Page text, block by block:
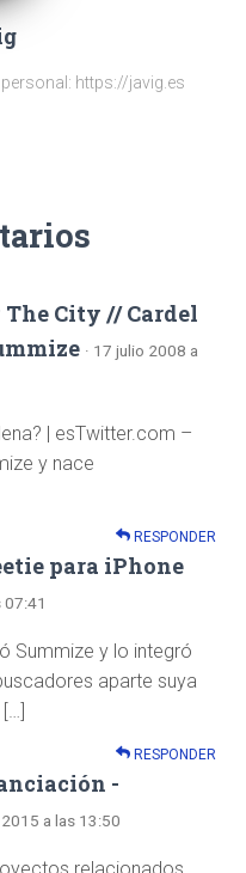
https://javig.es
City // Cardel
· 17 julio 2008 a
| esTwitter.com –
y nace
RESPONDER
para iPhone
07:41
Summize y lo integró
aparte suya
RESPONDER
-
a las 13:50